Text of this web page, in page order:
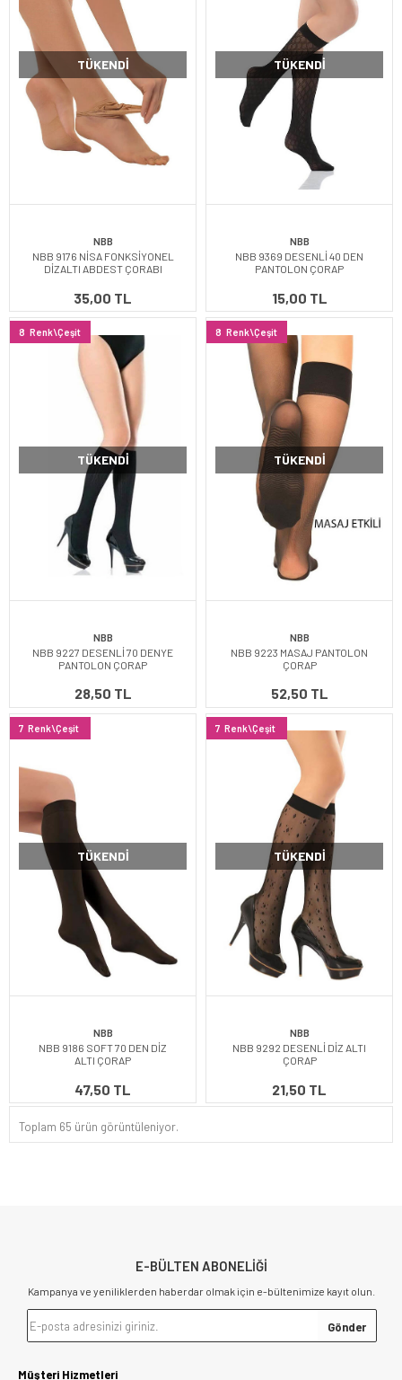
TÜKENDI
NBB
NBB 9176 NİSA FONKSİYONEL
DİZALTI ABDEST ÇORABI
35,00 TL
TÜKENDI
NBB
NBB 9369 DESENLİ 40 DEN
PANTOLON ÇORAP
15,00 TL
8 Renk\Çeşit
TÜKENDI
NBB
NBB 9227 DESENLİ 70 DENYE
PANTOLON ÇORAP
28,50 TL
8 Renk\Çeşit
TÜKENDI
NBB
NBB 9223 MASAJ PANTOLON
ÇORAP
52,50 TL
7 Renk\Çeşit
TÜKENDI
NBB
NBB 9186 SOFT 70 DEN DİZ
ALTI ÇORAP
47,50 TL
7 Renk\Çeşit
TÜKENDI
NBB
NBB 9292 DESENLİ DİZ ALTI
ÇORAP
21,50 TL
Toplam 65 ürün görüntüleniyor.
E-BÜLTEN ABONELİĞİ
Kampanya ve yeniliklerden haberdar olmak için e-bültenimize kayıt olun.
Müşteri Hizmetleri